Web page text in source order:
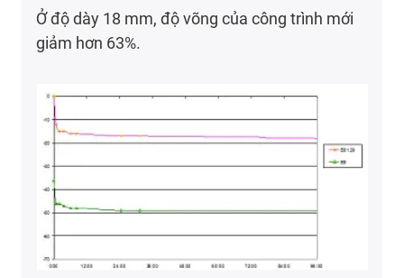
Ở độ dày 18 mm, độ võng của công trình mới
giảm hơn 63%.